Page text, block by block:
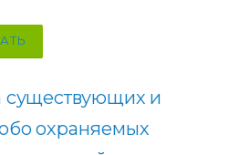
существующих и
охраняемых